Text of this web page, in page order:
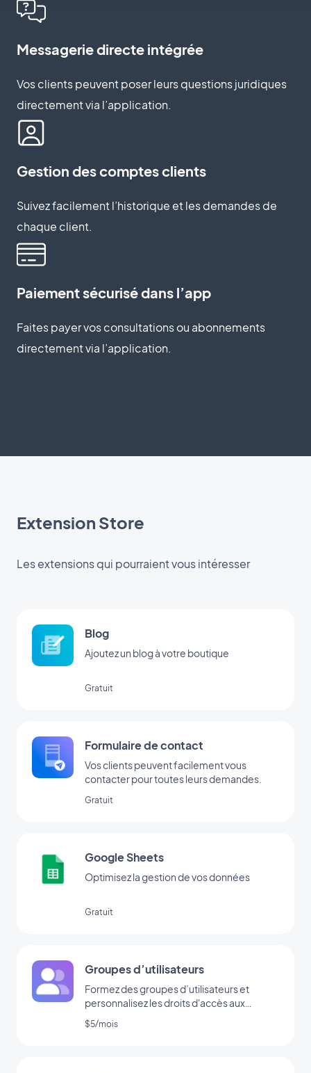
Messagerie directe intégrée
Vos clients peuvent poser leurs questions juridiques
directement via l’application.
Gestion des comptes clients
Suivez facilement l’historique et les demandes de
chaque client.
Paiement sécurisé dans l’app
Faites payer vos consultations ou abonnements
directement via l’application.
Extension Store
Les extensions qui pourraient vous intéresser
Blog
Ajoutez un blog à votre boutique
Gratuit
Formulaire de contact
Vos clients peuvent facilement vous
contacter pour toutes leurs demandes.
Gratuit
Google Sheets
Optimisez la gestion de vos données
Gratuit
Groupes d’utilisateurs
Formez des groupes d’utilisateurs et
personnalisez les droits d'accès aux
sections de votre app.
$5/mois